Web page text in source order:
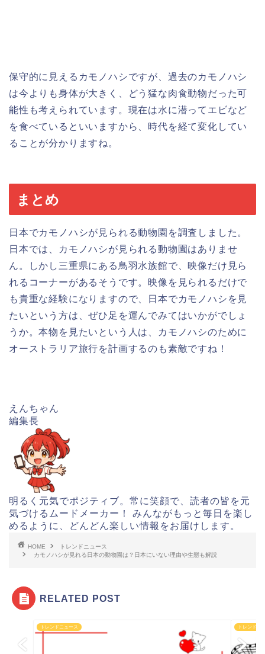
保守的に見えるカモノハシですが、過去のカモノハシ
は今よりも身体が大きく、どう猛な肉食動物だった可
能性も考えられています。現在は水に潜ってエビなど
を食べているといいますから、時代を経て変化してい
ることが分かりますね。
まとめ
日本でカモノハシが見られる動物園を調査しました。
日本では、カモノハシが見られる動物園はありませ
ん。しかし三重県にある鳥羽水族館で、映像だけ見ら
れるコーナーがあるそうです。映像を見られるだけで
も貴重な経験になりますので、日本でカモノハシを見
たいという方は、ぜひ足を運んでみてはいかがでしょ
うか。本物を見たいという人は、カモノハシのために
オーストラリア旅行を計画するのも素敵ですね！
えんちゃん
編集長
明るく元気でポジティブ。常に笑顔で、読者の皆を元
気づけるムードメーカー！ みんながもっと毎日を楽し
めるように、どんどん楽しい情報をお届けします。
HOME
トレンドニュース
カモノハシが見れる日本の動物園は？日本にいない理由や生態も解説
RELATED POST
トレンドニュース トレンドニ